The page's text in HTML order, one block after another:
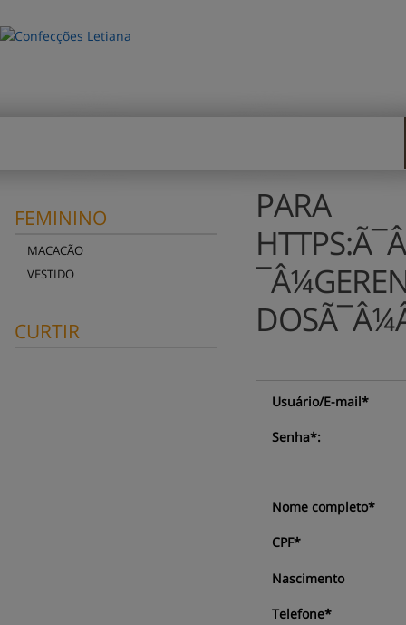
FEMININO
MACACÃO
VESTIDO
CURTIR
PARA
HTTPS:
Usuário/E-mail*
Senha*:
Nome completo*
CPF*
Nascimento
Telefone*